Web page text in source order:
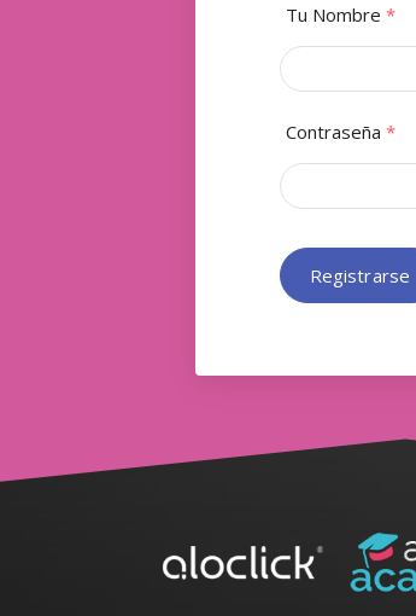
Tu Nombre *
Contraseña *
Registrarse